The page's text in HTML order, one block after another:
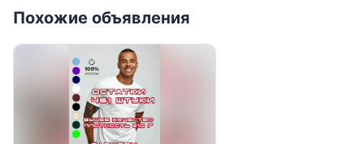
Похожие объявления